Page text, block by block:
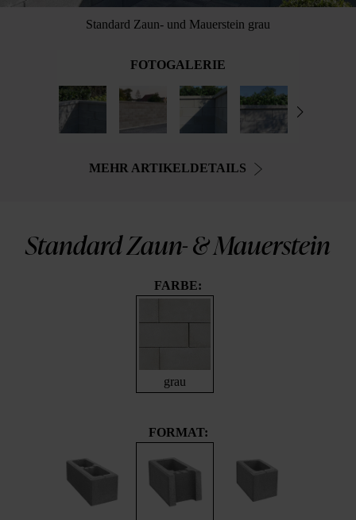
Standard Zaun- und Mauerstein grau
FOTOGALERIE
MEHR ARTIKELDETAILS
Standard Zaun- & Mauerstein
FARBE:
grau
FORMAT: